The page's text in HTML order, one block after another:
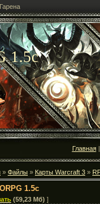
1.5c
Главная
» Файлы » Карты Warcraft 3 »
1.5c
(59,23 Мб) ]